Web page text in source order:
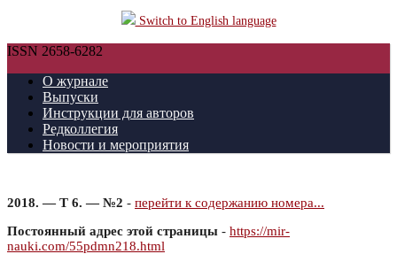
Switch to English language
ISSN 2658-6282
О журнале
Выпуски
Инструкции для авторов
Редколлегия
Новости и мероприятия
2018. — Т 6. — №2 - перейти к содержанию номера...
Постоянный адрес этой страницы - https://mir-
nauki.com/55pdmn218.html